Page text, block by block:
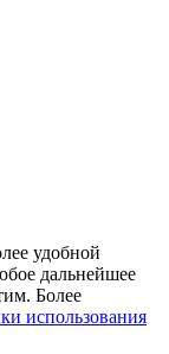
удобной
дальнейшее
Более
использования